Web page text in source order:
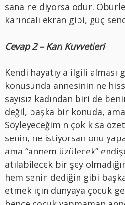
sana ne diyorsa odur.
karıncalı ekran gibi, güç
Cevap 2 – Karı Kuvvetleri
Kendi hayatıyla ilgili alması
konusunda annesinin ne
sayısız kadından biri de
değil, başka bir konuda,
Söyleyeceğimin çok kısa
senin, ne istiyorsan onu
ama “annem üzülecek”
atılabilecek bir şey
hem senin dediğin gibi
etmek için dünyaya çocuk